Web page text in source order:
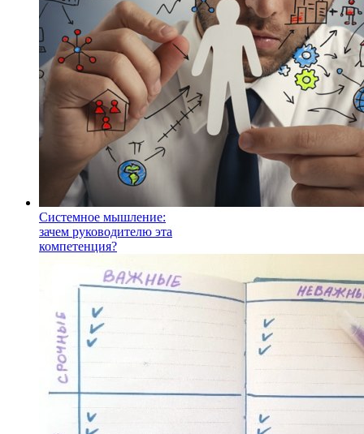
Системное мышление:
зачем руководителю эта
компетенция?